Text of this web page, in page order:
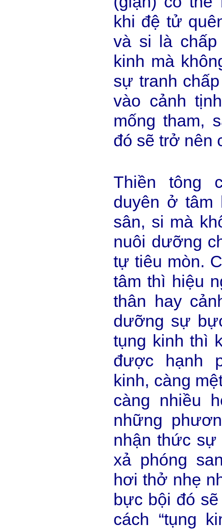
khi đệ tử
và si là
kinh mà
sự tranh
vào cảnh
mống tham,
đó sẽ trở nên
Thiền tông
duyên ở tâm
sân, si mà
nuôi dưỡng
tự tiêu mòn.
tâm thì hiệu
thân hay
dưỡng sự
tụng kinh thì
được hạnh
kinh, càng
càng nhiều
những
nhận thức
xả phóng
hơi thở nhẹ
bực bội đó
cách “tụng